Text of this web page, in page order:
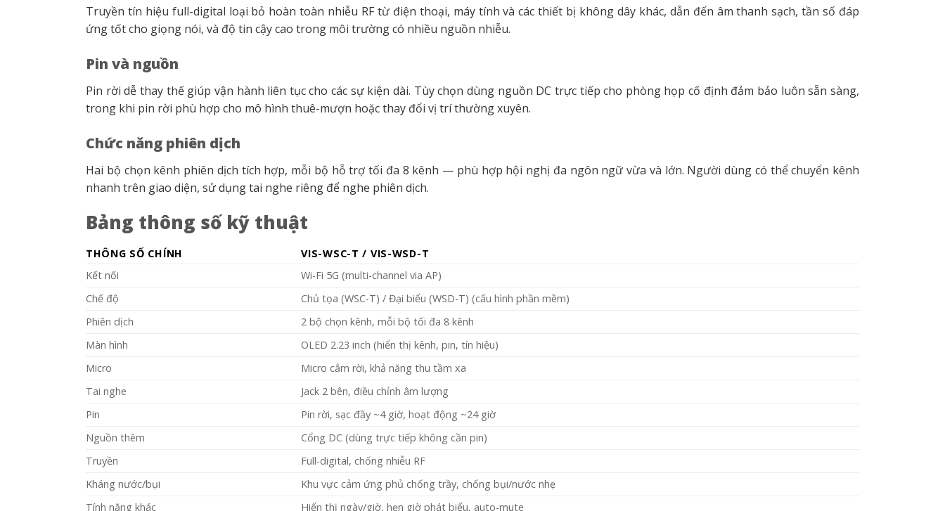
Truyền tín hiệu full-digital loại bỏ hoàn toàn nhiễu RF từ điện thoại, máy tính và các thiết bị không dây khác, dẫn đến âm thanh sạch, tần số đáp
ứng tốt cho giọng nói, và độ tin cậy cao trong môi trường có nhiều nguồn nhiễu.
Pin và nguồn
Pin rời dễ thay thế giúp vận hành liên tục cho các sự kiện dài. Tùy chọn dùng nguồn DC trực tiếp cho phòng họp cố định đảm bảo luôn sẵn sàng,
trong khi pin rời phù hợp cho mô hình thuê-mượn hoặc thay đổi vị trí thường xuyên.
Chức năng phiên dịch
Hai bộ chọn kênh phiên dịch tích hợp, mỗi bộ hỗ trợ tối đa 8 kênh — phù hợp hội nghị đa ngôn ngữ vừa và lớn. Người dùng có thể chuyển kênh
nhanh trên giao diện, sử dụng tai nghe riêng để nghe phiên dịch.
Bảng thông số kỹ thuật
THÔNG SỐ CHÍNH
VIS-WSC-T / VIS-WSD-T
Kết nối
Wi-Fi 5G (multi-channel via AP)
Chế độ
Chủ tọa (WSC-T) / Đại biểu (WSD-T) (cấu hình phần mềm)
Phiên dịch
2 bộ chọn kênh, mỗi bộ tối đa 8 kênh
Màn hình
OLED 2.23 inch (hiển thị kênh, pin, tín hiệu)
Micro
Micro cắm rời, khả năng thu tầm xa
Tai nghe
Jack 2 bên, điều chỉnh âm lượng
Pin
Pin rời, sạc đầy ~4 giờ, hoạt động ~24 giờ
Nguồn thêm
Cổng DC (dùng trực tiếp không cần pin)
Truyền
Full-digital, chống nhiễu RF
Kháng nước/bụi
Khu vực cảm ứng phủ chống trầy, chống bụi/nước nhẹ
Tính năng khác
Hiển thị ngày/giờ, hẹn giờ phát biểu, auto-mute